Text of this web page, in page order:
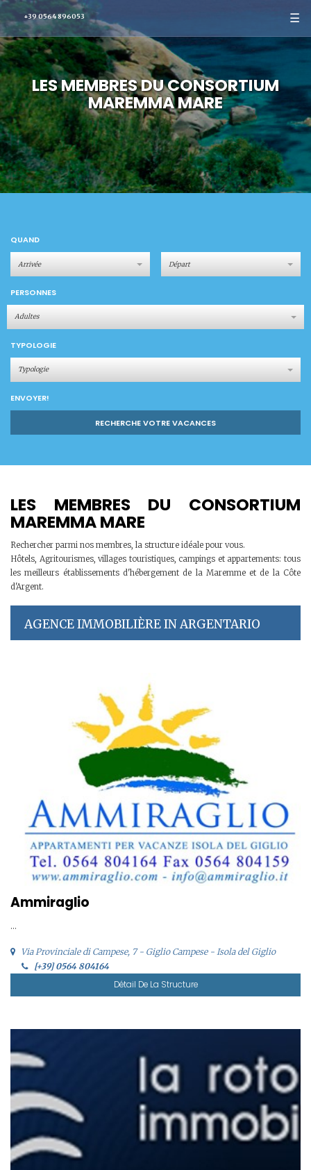
+39 0564 896053 ☰
LES MEMBRES DU CONSORTIUM
MAREMMA MARE
QUAND
PERSONNES
Adultes
TYPOLOGIE
Typologie
ENVOYER!
RECHERCHE VOTRE VACANCES
LES MEMBRES DU CONSORTIUM
MAREMMA MARE
Rechercher parmi nos membres, la structure idéale pour vous.
Hôtels, Agritourismes, villages touristiques, campings et appartements: tous
les meilleurs établissements d'hébergement de la Maremme et de la Côte
d'Argent.
AGENCE IMMOBILIÈRE IN ARGENTARIO
Ammiraglio
...
Via Provinciale di Campese, 7 - Giglio Campese - Isola del Giglio
[+39] 0564 804164
Détail De La Structure